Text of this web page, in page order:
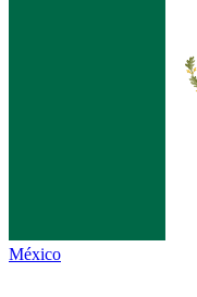
México